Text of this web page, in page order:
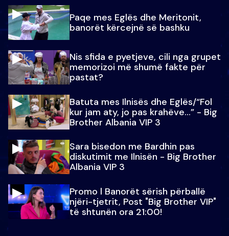
Paqe mes Eglës dhe Meritonit,
banorët kërcejnë së bashku
Nis sfida e pyetjeve, cili nga grupet
memorizoi më shumë fakte për
pastat?
Batuta mes Ilnisës dhe Eglës/“Fol
kur jam aty, jo pas krahëve…” - Big
Brother Albania VIP 3
Sara bisedon me Bardhin pas
diskutimit me Ilnisën - Big Brother
Albania VIP 3
Promo l Banorët sërish përballë
njëri-tjetrit, Post "Big Brother VIP"
të shtunën ora 21:00!